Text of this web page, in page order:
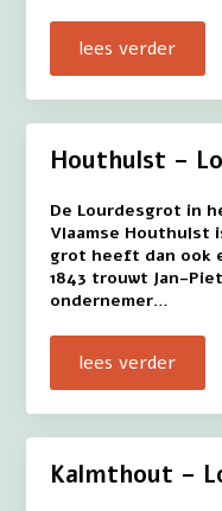
lees verder
Houthulst –
De Lourdesgrot in
Vlaamse Houthulst
grot heeft dan ook
1843 trouwt Jan-
ondernemer…
lees verder
Kalmthout –